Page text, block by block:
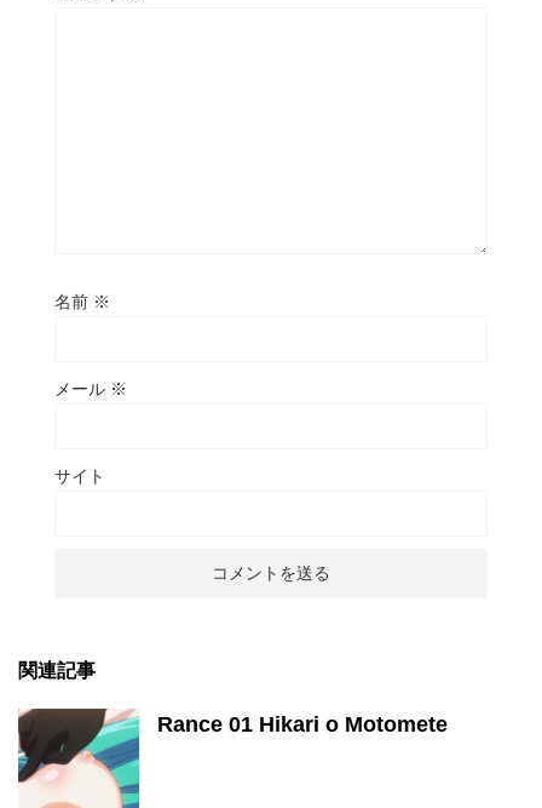
名前 ※
メール ※
サイト
関連記事
Rance 01 Hikari o Motomete